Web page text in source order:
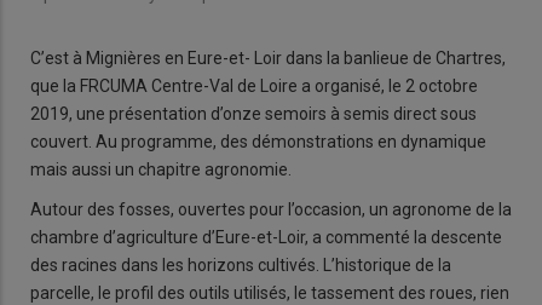
C’est à Mignières en Eure-et- Loir dans la banlieue de Chartres,
que la FRCUMA Centre-Val de Loire a organisé, le 2 octobre
2019, une présentation d’onze semoirs à semis direct sous
couvert. Au programme, des démonstrations en dynamique
mais aussi un chapitre agronomie.
Autour des fosses, ouvertes pour l’occasion, un agronome de la
chambre d’agriculture d’Eure-et-Loir, a commenté la descente
des racines dans les horizons cultivés. L’historique de la
parcelle, le profil des outils utilisés, le tassement des roues, rien